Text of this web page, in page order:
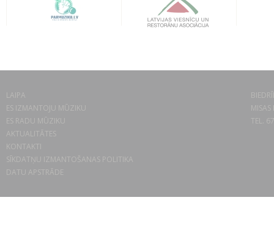
LAIPA
ES IZMANTOJU MŪZIKU
ES RADU MŪZIKU
AKTUALITĀTES
KONTAKTI
SĪKDATŅU IZMANTOŠANAS POLITIKA
DATU APSTRĀDE
TEL.